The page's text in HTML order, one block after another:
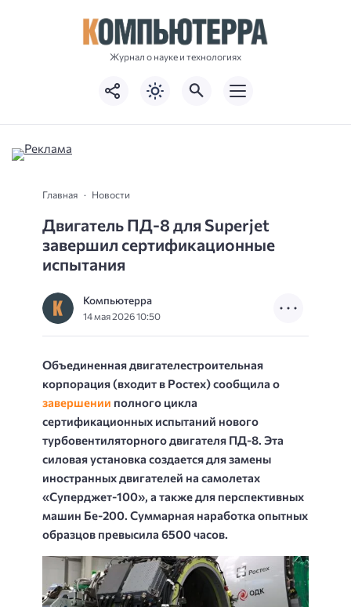
Журнал о науке и технологиях
Главная Новости
Двигатель ПД-8 для Superjet
завершил сертификационные
испытания
Компьютерра
14 мая 2026 10:50
Объединенная двигателестроительная
корпорация (входит в Ростех) сообщила о
завершении полного цикла
сертификационных испытаний нового
турбовентиляторного двигателя ПД-8. Эта
силовая установка создается для замены
иностранных двигателей на самолетах
«Суперджет-100», а также для перспективных
машин Бе-200. Суммарная наработка опытных
образцов превысила 6500 часов.